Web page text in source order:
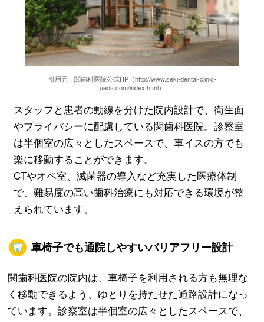
引用元：関歯科医院公式HP（http://www.seki-dental-clinic-
ueda.com/index.html）
スタッフと患者の動線を分けた院内設計で、衛生面
やプライバシーに配慮している関歯科医院。診察室
は半個室の広々としたスペースで、車イスの方でも
楽に移動することができます。
CTやオペ室、滅菌器の導入など充実した医療体制
で、難易度の高い歯科治療にも対応できる環境が整
えられています。
車椅子でも通院しやすいバリアフリー設計
関歯科医院の院内は、車椅子を利用される方も無理な
く移動できるよう、ゆとりを持たせた通路設計になっ
ています。診察室は半個室の広々としたスペースで、